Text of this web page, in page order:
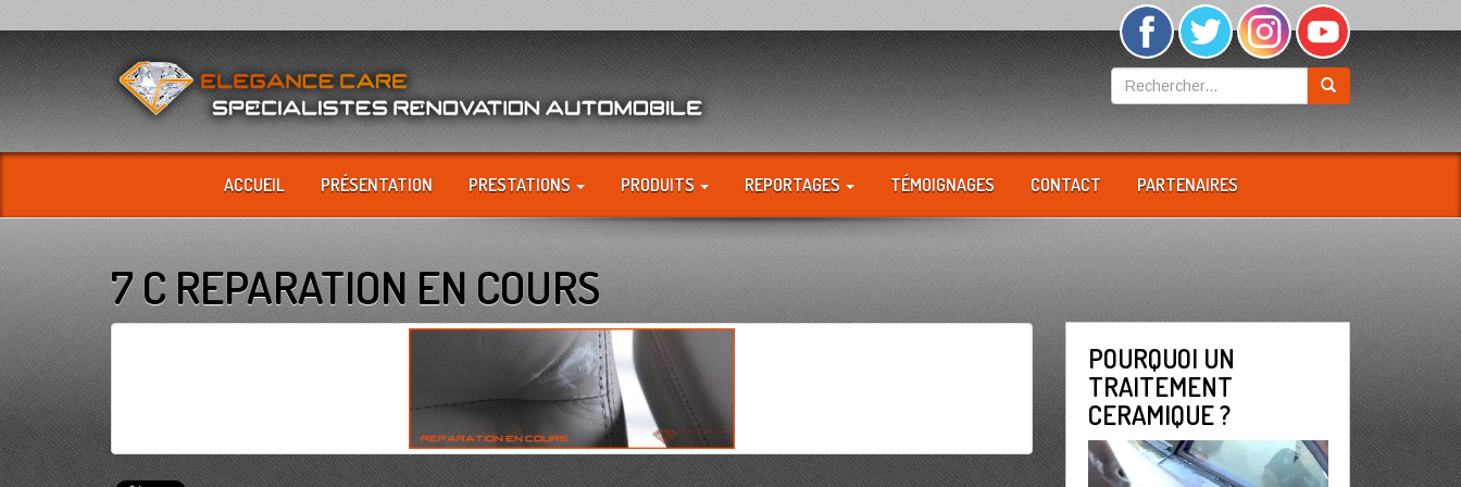
ACCUEIL PRÉSENTATION PRESTATIONS PRODUITS REPORTAGES TÉMOIGNAGES CONTACT PARTENAIRES
7 C REPARATION EN COURS
POURQUOI UN
TRAITEMENT
CERAMIQUE ?
Lecteur
vidéo